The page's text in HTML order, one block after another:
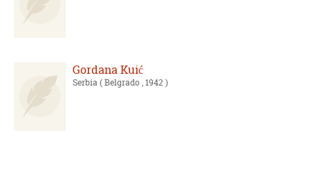
Gordana Kuić
Serbia( Belgrado , 1942 )